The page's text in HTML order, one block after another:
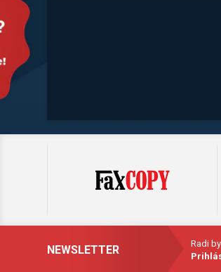
NEWSLETTER
Radi